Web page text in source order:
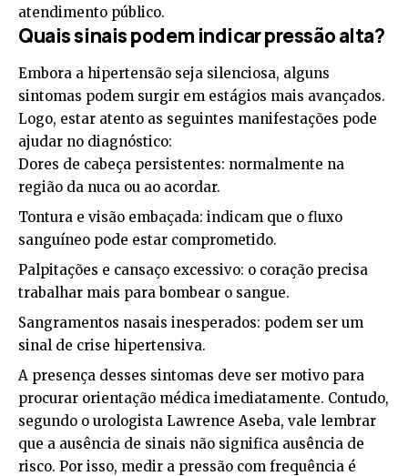
atendimento público.
Quais sinais podem indicar pressão alta?
Embora a hipertensão seja silenciosa, alguns
sintomas podem surgir em estágios mais avançados.
Logo, estar atento as seguintes manifestações pode
ajudar no diagnóstico:
Dores de cabeça persistentes: normalmente na
região da nuca ou ao acordar.
Tontura e visão embaçada: indicam que o fluxo
sanguíneo pode estar comprometido.
Palpitações e cansaço excessivo: o coração precisa
trabalhar mais para bombear o sangue.
Sangramentos nasais inesperados: podem ser um
sinal de crise hipertensiva.
A presença desses sintomas deve ser motivo para
procurar orientação médica imediatamente. Contudo,
segundo o urologista Lawrence Aseba, vale lembrar
que a ausência de sinais não significa ausência de
risco. Por isso, medir a pressão com frequência é